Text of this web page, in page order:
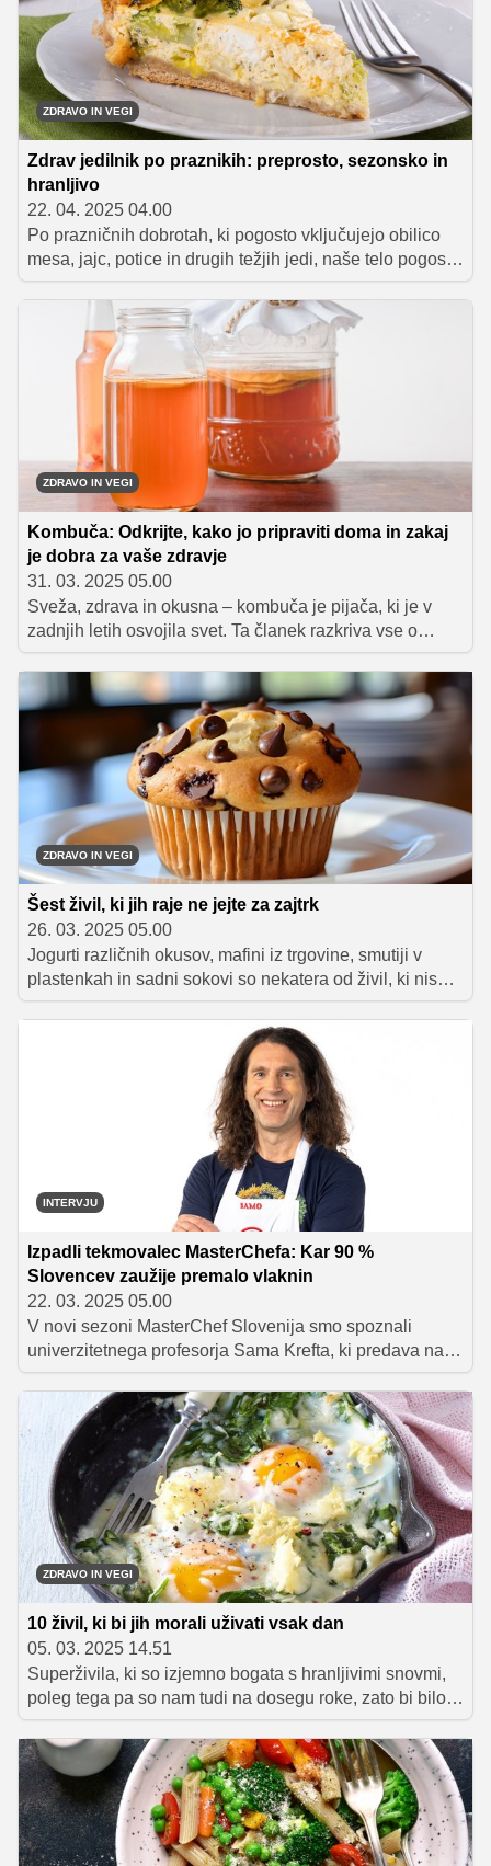
ZDRAVO IN VEGI
Zdrav jedilnik po praznikih: preprosto, sezonsko in
hranljivo
22. 04. 2025 04.00
Po prazničnih dobrotah, ki pogosto vključujejo obilico
mesa, jajc, potice in drugih težjih jedi, naše telo pogosto
hrepeni po lažji in bolj uravnoteženi prehrani. Namesto
strogih diet in ekstremnih detoksov raje posezimo po
hranljivih in okusnih rešitvah, ki ne zahtevajo veliko
časa, denarja ali odrekanja.
ZDRAVO IN VEGI
Kombuča: Odkrijte, kako jo pripraviti doma in zakaj
je dobra za vaše zdravje
31. 03. 2025 05.00
Sveža, zdrava in okusna – kombuča je pijača, ki je v
zadnjih letih osvojila svet. Ta članek razkriva vse o
domači pripravi kombuče, od osnovnih sestavin do
postopka in možnosti dodajanja različnih okusov.
Naučite se, kako pripraviti osvežilni napitek, ki pozitivno
vpliva na vaše zdravje in prebavo.
ZDRAVO IN VEGI
Šest živil, ki jih raje ne jejte za zajtrk
26. 03. 2025 05.00
Jogurti različnih okusov, mafini iz trgovine, smutiji v
plastenkah in sadni sokovi so nekatera od živil, ki niso
primerna za zajtrk. Preverite, kaj je bolje uživati namesto
INTERVJU
Izpadli tekmovalec MasterChefa: Kar 90 %
Slovencev zaužije premalo vlaknin
22. 03. 2025 05.00
V novi sezoni MasterChef Slovenija smo spoznali
univerzitetnega profesorja Sama Krefta, ki predava na
ljubljanski Fakulteti za farmacijo. Čeprav se je njegova
pot v tekmovanju zaključila že v prvem tednu, nam je
hitro dokazal, da je kot doktor znanosti s področja
farmacije pravi mojster v obvladovanju tehnikalij, hkrati
pa tudi strasten ljubitelj rastlinskih sestavin.
ZDRAVO IN VEGI
10 živil, ki bi jih morali uživati vsak dan
05. 03. 2025 14.51
Superživila, ki so izjemno bogata s hranljivimi snovmi,
poleg tega pa so nam tudi na dosegu roke, zato bi bilo
škoda, da jih ne bi izkoristili in čim pogosteje vključili v
vsakodnevno prehrano.